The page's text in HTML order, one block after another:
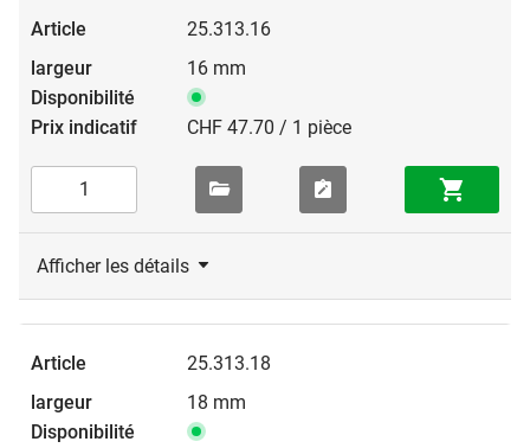
25.313.16
16 mm
CHF 47.70 / 1 pièce
Afficher les détails
25.313.18
18 mm